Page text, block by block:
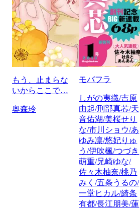
もう、止まらな
いからここで…
奥森玲
モバフラ
しがの夷織/吉原
由起/刑部真芯/天
音佑湖/美桜せり
な/市川ショウ/あ
ゆみ凛/悠妃りゅ
う/伊吹楓/つづき
萌重/兄崎ゆな/
佐々木柚奈/桃乃
みく/五条うるの/
一堂ヒカル/綺条
有都/長江朋美/蓮